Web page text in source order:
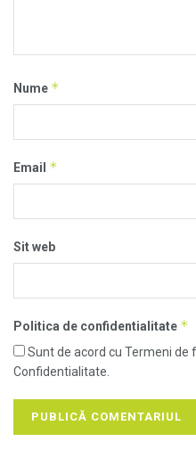
Nume *
Email *
Sit web
Politica de confidentialitate *
Sunt de acord cu Termeni de
Confidentialitate.